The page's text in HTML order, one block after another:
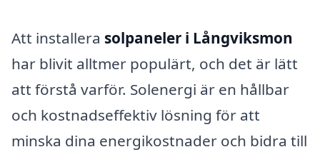
Att installera solpaneler i Långviksmon
har blivit alltmer populärt, och det är lätt
att förstå varför. Solenergi är en hållbar
och kostnadseffektiv lösning för att
minska dina energikostnader och bidra till